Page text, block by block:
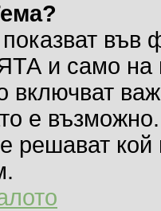
във
и само на
включват
е
решават